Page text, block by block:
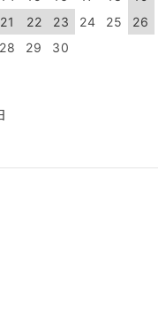
21 22 23 24 25
26
28 29 30